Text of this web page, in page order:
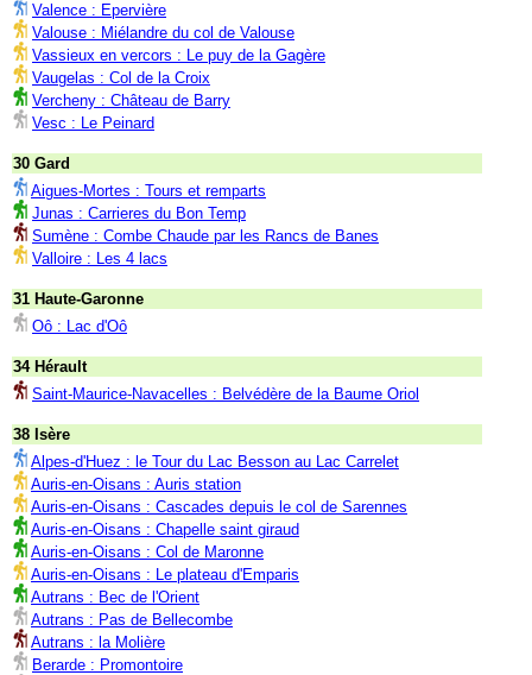
Valence : Epervière
Valouse : Miélandre du col de Valouse
Vassieux en vercors : Le puy de la Gagère
Vaugelas : Col de la Croix
Vercheny : Château de Barry
Vesc : Le Peinard
30 Gard
Aigues-Mortes : Tours et remparts
Junas : Carrieres du Bon Temp
Sumène : Combe Chaude par les Rancs de Banes
Valloire : Les 4 lacs
31 Haute-Garonne
Oô : Lac d'Oô
34 Hérault
Saint-Maurice-Navacelles : Belvédère de la Baume Oriol
38 Isère
Alpes-d'Huez : le Tour du Lac Besson au Lac Carrelet
Auris-en-Oisans : Auris station
Auris-en-Oisans : Cascades depuis le col de Sarennes
Auris-en-Oisans : Chapelle saint giraud
Auris-en-Oisans : Col de Maronne
Auris-en-Oisans : Le plateau d'Emparis
Autrans : Bec de l'Orient
Autrans : Pas de Bellecombe
Autrans : la Molière
Berarde : Promontoire